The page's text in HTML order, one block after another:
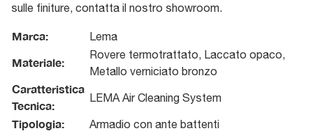
sulle finiture, contatta il nostro showroom.
Marca: Lema
Materiale:
Rovere termotrattato, Laccato opaco,
Metallo verniciato bronzo
Caratteristica
Tecnica:
LEMA Air Cleaning System
Tipologia: Armadio con ante battenti